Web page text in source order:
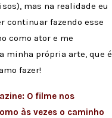
mas na realidade eu
continuar fazendo esse
como ator e me
minha própria arte, que é
fazer!
O filme nos
às vezes o caminho